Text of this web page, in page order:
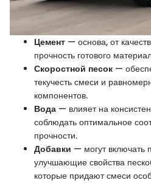
Цемент — основа, от
прочность готового
Скоростной песок —
текучесть смеси и
компонентов.
Вода — влияет на
соблюдать оптимальное
прочности.
Добавки — могут включать
улучшающие свойства
которые придают смеси